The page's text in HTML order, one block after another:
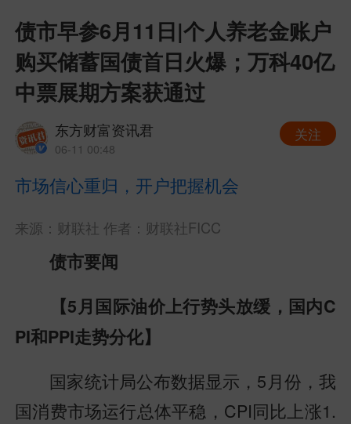
债市早参6月11日|个人养老金账户
购买储蓄国债首日火爆；万科40亿
中票展期方案获通过
东方财富资讯君
06-11 00:48
关注
市场信心重归，开户把握机会
来源：财联社 作者：财联社FICC
债市要闻
【5月国际油价上行势头放缓，国内C
PI和PPI走势分化】
国家统计局公布数据显示，5月份，我
国消费市场运行总体平稳，CPI同比上涨1.